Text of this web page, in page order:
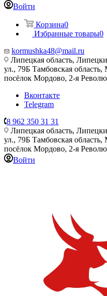
Войти
Корзина0
Избранные товары0
kormushka48@mail.ru
Липецкая область,
ул., 79Б Тамбовская
посёлок Мордово, 2-я
Вконтакте
Telegram
8 962 350 31 31
Липецкая область,
ул., 79Б Тамбовская
посёлок Мордово, 2-я
Войти